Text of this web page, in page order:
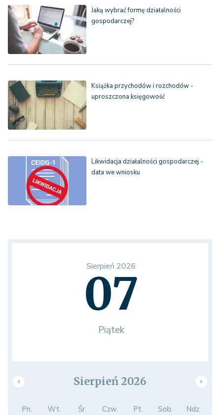
Jaką wybrać formę działalności
gospodarczej?
Książka przychodów i rozchodów -
uproszczona księgowość
Likwidacja działalności gospodarczej -
data we wniosku
Sierpień 2026
07
Piątek
Sierpień 2026
Pn. Wt. Śr. Czw. Pt. Sob. Ndz.